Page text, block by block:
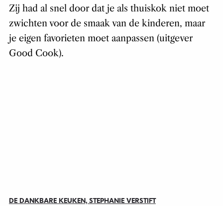
Zij had al snel door dat je als thuiskok niet moet
zwichten voor de smaak van de kinderen, maar
je eigen favorieten moet aanpassen (uitgever
Good Cook).
DE DANKBARE KEUKEN, STEPHANIE VERSTIFT